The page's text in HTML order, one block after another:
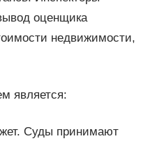
оценщика
недвижимости,
является:
Суды принимают